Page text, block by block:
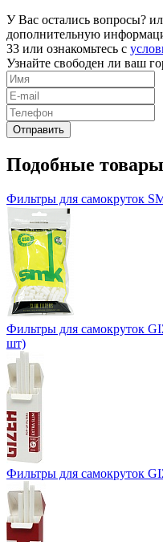
У Вас остались вопросы?
дополнительную
33 или ознакомьтесь с
Узнайте свободен ли ваш
Подобные товары
Фильтры для самокруток
Фильтры для самокруток
шт)
Фильтры для самокруток